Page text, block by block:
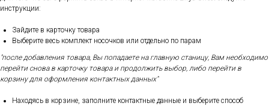
инструкции:
Зайдите в карточку товара
Выберите весь комплект носочков или отдельно по парам
"после добавления товара, Вы попадаете на главную станицу, Вам необходимо
перейти снова в карточку товара и продолжить выбор, либо перейти в
корзину для оформления контактных данных"
Находясь в корзине, заполните контактные данные и выберите способ